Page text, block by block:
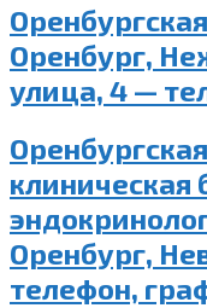
Оренбург,
улица, 4 —
Оренбург,
телефон,